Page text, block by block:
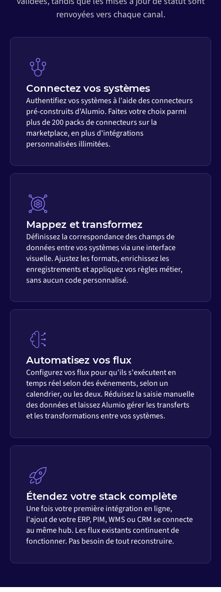
renvoyées vers chaque canal.
Connectez vos systèmes
Authentifiez vos systèmes à l'aide des connecteurs
pré-construits d'Alumio. Faites votre choix parmi
plus de 200 packs de connecteurs sur la
marketplace, en plus d'intégrations
personnalisées illimitées.
Mappez et transformez
Définissez la correspondance des champs de
données entre vos systèmes via une interface
visuelle. Ajustez les formats, enrichissez les
enregistrements et appliquez vos règles métier,
sans aucun code personnalisé.
Automatisez vos flux
Configurez vos flux pour qu'ils s'exécutent en
temps réel selon des événements, selon un
calendrier, ou les deux. Réduisez la saisie manuelle
des données et laissez Alumio gérer les transferts
et les transformations entre vos systèmes.
Étendez votre stack complète
Une fois votre première intégration en ligne,
l'ajout de votre ERP, PIM, WMS ou CRM se connecte
au même hub. Les flux existants continuent de
fonctionner. Pas besoin de tout reconstruire.